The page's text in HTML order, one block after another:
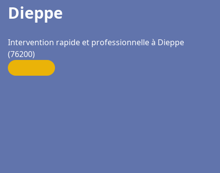
Dieppe
Intervention rapide et professionnelle à Dieppe
(76200)